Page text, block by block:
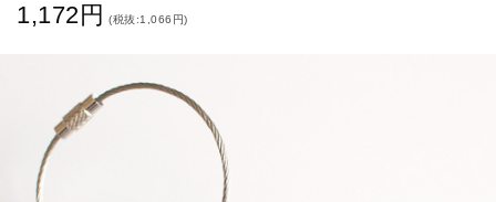
1,172円 (税抜:1,066円)